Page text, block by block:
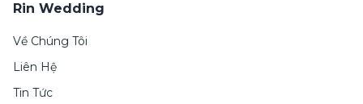
Rin Wedding
Về Chúng Tôi
Liên Hệ
Tin Tức